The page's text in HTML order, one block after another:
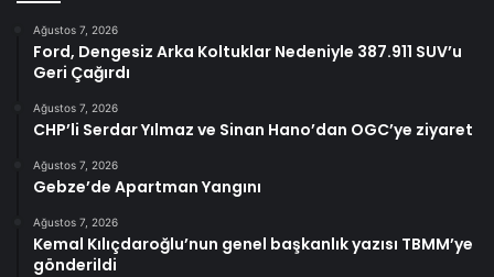
Ağustos 7, 2026
Ford, Dengesiz Arka Koltuklar Nedeniyle 387.911 SUV’u
Geri Çağırdı
Ağustos 7, 2026
CHP’li Serdar Yılmaz ve Sinan Hano’dan OGC’ye ziyaret
Ağustos 7, 2026
Gebze’de Apartman Yangını
Ağustos 7, 2026
Kemal Kılıçdaroğlu’nun genel başkanlık yazısı TBMM’ye
gönderildi